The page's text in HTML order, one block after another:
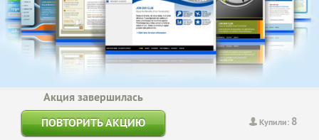
Купили: 8
Акция завершилась
ПОВТОРИТЬ АКЦИЮ